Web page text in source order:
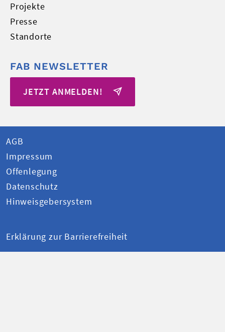
Projekte
Presse
Standorte
FAB NEWSLETTER
JETZT ANMELDEN!
AGB
Impressum
Offenlegung
Datenschutz
Hinweisgebersystem
Erklärung zur Barrierefreiheit